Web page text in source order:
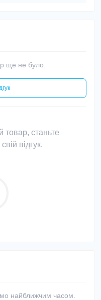
ще не було.
товар, станьте
відгук.
найближчим часом.